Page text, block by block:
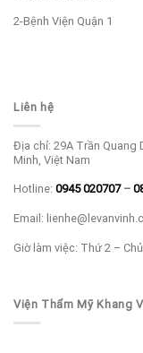
2-Bệnh Viện Quận 1
Liên hệ
Địa chỉ: 29A Trần Quang
Minh, Việt Nam
Hotline: 0945 020707–
Email:
Giờ làm việc: Thứ 2 –
Viện Thẩm Mỹ Khang